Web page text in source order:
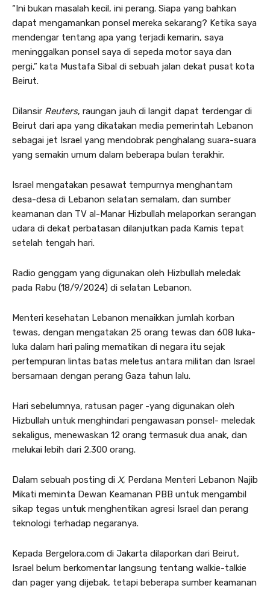
“Ini bukan masalah kecil, ini perang. Siapa yang bahkan
dapat mengamankan ponsel mereka sekarang? Ketika saya
mendengar tentang apa yang terjadi kemarin, saya
meninggalkan ponsel saya di sepeda motor saya dan
pergi,” kata Mustafa Sibal di sebuah jalan dekat pusat kota
Beirut.
Dilansir Reuters, raungan jauh di langit dapat terdengar di
Beirut dari apa yang dikatakan media pemerintah Lebanon
sebagai jet Israel yang mendobrak penghalang suara-suara
yang semakin umum dalam beberapa bulan terakhir.
Israel mengatakan pesawat tempurnya menghantam
desa-desa di Lebanon selatan semalam, dan sumber
keamanan dan TV al-Manar Hizbullah melaporkan serangan
udara di dekat perbatasan dilanjutkan pada Kamis tepat
setelah tengah hari.
Radio genggam yang digunakan oleh Hizbullah meledak
pada Rabu (18/9/2024) di selatan Lebanon.
Menteri kesehatan Lebanon menaikkan jumlah korban
tewas, dengan mengatakan 25 orang tewas dan 608 luka-
luka dalam hari paling mematikan di negara itu sejak
pertempuran lintas batas meletus antara militan dan Israel
bersamaan dengan perang Gaza tahun lalu.
Hari sebelumnya, ratusan pager -yang digunakan oleh
Hizbullah untuk menghindari pengawasan ponsel- meledak
sekaligus, menewaskan 12 orang termasuk dua anak, dan
melukai lebih dari 2.300 orang.
Dalam sebuah posting di X, Perdana Menteri Lebanon Najib
Mikati meminta Dewan Keamanan PBB untuk mengambil
sikap tegas untuk menghentikan agresi Israel dan perang
teknologi terhadap negaranya.
Kepada Bergelora.com di Jakarta dilaporkan dari Beirut,
Israel belum berkomentar langsung tentang walkie-talkie
dan pager yang dijebak, tetapi beberapa sumber keamanan